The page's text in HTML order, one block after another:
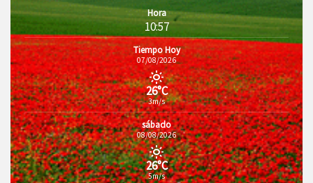
Hora
10:57
Tiempo Hoy
07/08/2026
26°C
3m/s
sábado
08/08/2026
26°C
5m/s